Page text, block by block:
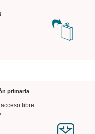
primaria
libre